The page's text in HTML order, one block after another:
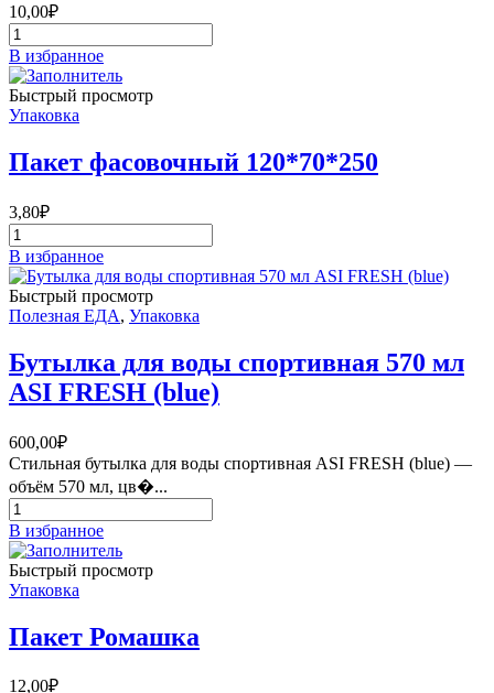
SPORT
(black)
10,00₽
Количество
товара
Пакет
бумажный
дой-
AVIORA100*185
(30*30)
окном
90
мм
В избранное
Быстрый просмотр
Упаковка
Пакет фасовочный 120*70*250
3,80₽
Количество
товара
Пакет
фасовочный
120*70*250
В избранное
Быстрый просмотр
Полезная ЕДА, Упаковка
Бутылка для воды спортивная 570 мл
ASI FRESH (blue)
600,00₽
Стильная бутылка для воды спортивная ASI FRESH (blue) —
объём 570 мл, цв�...
Количество
товара
Бутылка
для
воды
570
мл
FRESH
В избранное
Быстрый просмотр
Упаковка
Пакет Ромашка
12,00₽